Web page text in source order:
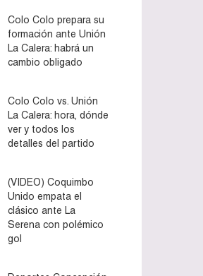
Colo Colo prepara su
formación ante Unión
La Calera: habrá un
cambio obligado
Colo Colo vs. Unión
La Calera: hora, dónde
ver y todos los
detalles del partido
(VIDEO) Coquimbo
Unido empata el
clásico ante La
Serena con polémico
gol